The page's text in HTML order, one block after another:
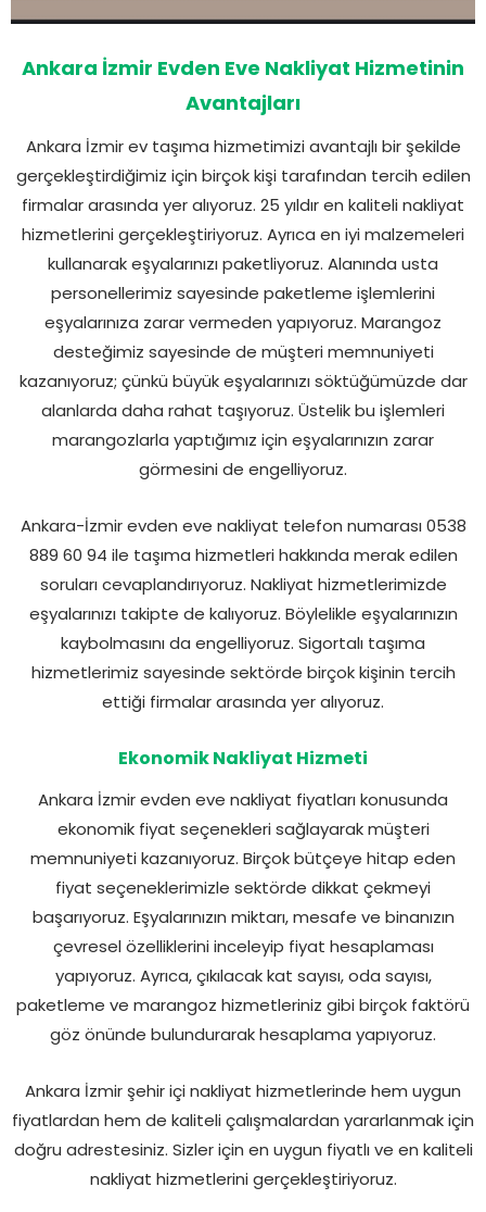
Ankara İzmir Evden Eve Nakliyat Hizmetinin
Avantajları
Ankara İzmir ev taşıma hizmetimizi avantajlı bir şekilde
gerçekleştirdiğimiz için birçok kişi tarafından tercih edilen
firmalar arasında yer alıyoruz. 25 yıldır en kaliteli nakliyat
hizmetlerini gerçekleştiriyoruz. Ayrıca en iyi malzemeleri
kullanarak eşyalarınızı paketliyoruz. Alanında usta
personellerimiz sayesinde paketleme işlemlerini
eşyalarınıza zarar vermeden yapıyoruz. Marangoz
desteğimiz sayesinde de müşteri memnuniyeti
kazanıyoruz; çünkü büyük eşyalarınızı söktüğümüzde dar
alanlarda daha rahat taşıyoruz. Üstelik bu işlemleri
marangozlarla yaptığımız için eşyalarınızın zarar
görmesini de engelliyoruz.
Ankara-İzmir evden eve nakliyat telefon numarası 0538
889 60 94 ile taşıma hizmetleri hakkında merak edilen
soruları cevaplandırıyoruz. Nakliyat hizmetlerimizde
eşyalarınızı takipte de kalıyoruz. Böylelikle eşyalarınızın
kaybolmasını da engelliyoruz. Sigortalı taşıma
hizmetlerimiz sayesinde sektörde birçok kişinin tercih
ettiği firmalar arasında yer alıyoruz.
Ekonomik Nakliyat Hizmeti
Ankara İzmir evden eve nakliyat fiyatları konusunda
ekonomik fiyat seçenekleri sağlayarak müşteri
memnuniyeti kazanıyoruz. Birçok bütçeye hitap eden
fiyat seçeneklerimizle sektörde dikkat çekmeyi
başarıyoruz. Eşyalarınızın miktarı, mesafe ve binanızın
çevresel özelliklerini inceleyip fiyat hesaplaması
yapıyoruz. Ayrıca, çıkılacak kat sayısı, oda sayısı,
paketleme ve marangoz hizmetleriniz gibi birçok faktörü
göz önünde bulundurarak hesaplama yapıyoruz.
Ankara İzmir şehir içi nakliyat hizmetlerinde hem uygun
fiyatlardan hem de kaliteli çalışmalardan yararlanmak için
doğru adrestesiniz. Sizler için en uygun fiyatlı ve en kaliteli
nakliyat hizmetlerini gerçekleştiriyoruz.